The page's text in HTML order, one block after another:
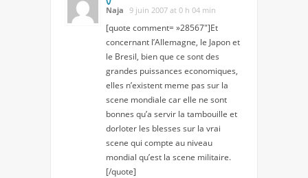
Naja 9 juin 2007 at 0 h 04 min
[quote comment= »28567″]Et
concernant l’Allemagne, le Japon et
le Bresil, bien que ce sont des
grandes puissances economiques,
elles n’existent meme pas sur la
scene mondiale car elle ne sont
bonnes qu’a servir la tambouille et
dorloter les blesses sur la vrai
scene qui compte au niveau
mondial qu’est la scene militaire.
[/quote]